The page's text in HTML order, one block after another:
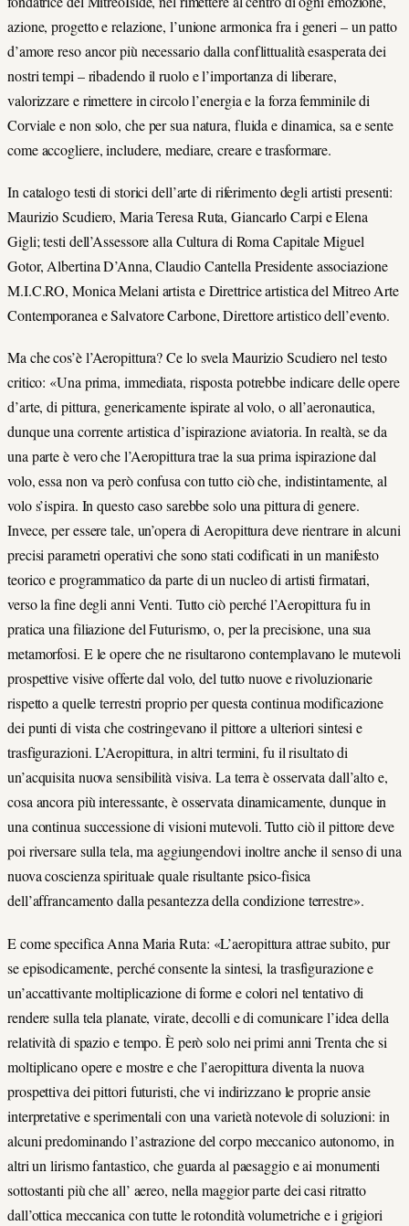
azione, progetto e relazione, l’unione armonica fra i generi – un patto
d’amore reso ancor più necessario dalla conflittualità esasperata dei
nostri tempi – ribadendo il ruolo e l’importanza di liberare,
valorizzare e rimettere in circolo l’energia e la forza femminile di
Corviale e non solo, che per sua natura, fluida e dinamica, sa e sente
come accogliere, includere, mediare, creare e trasformare.
In catalogo testi di storici dell’arte di riferimento degli artisti presenti:
Maurizio Scudiero, Maria Teresa Ruta, Giancarlo Carpi e Elena
Gigli; testi dell’Assessore alla Cultura di Roma Capitale Miguel
Gotor, Albertina D’Anna, Claudio Cantella Presidente associazione
M.I.C.RO, Monica Melani artista e Direttrice artistica del Mitreo Arte
Contemporanea e Salvatore Carbone, Direttore artistico dell’evento.
Ma che cos’è l’Aeropittura? Ce lo svela Maurizio Scudiero nel testo
critico: «Una prima, immediata, risposta potrebbe indicare delle opere
d’arte, di pittura, genericamente ispirate al volo, o all’aeronautica,
dunque una corrente artistica d’ispirazione aviatoria. In realtà, se da
una parte è vero che l’Aeropittura trae la sua prima ispirazione dal
volo, essa non va però confusa con tutto ciò che, indistintamente, al
volo s’ispira. In questo caso sarebbe solo una pittura di genere.
Invece, per essere tale, un’opera di Aeropittura deve rientrare in alcuni
precisi parametri operativi che sono stati codificati in un manifesto
teorico e programmatico da parte di un nucleo di artisti firmatari,
verso la fine degli anni Venti. Tutto ciò perché l’Aeropittura fu in
pratica una filiazione del Futurismo, o, per la precisione, una sua
metamorfosi. E le opere che ne risultarono contemplavano le mutevoli
prospettive visive offerte dal volo, del tutto nuove e rivoluzionarie
rispetto a quelle terrestri proprio per questa continua modificazione
dei punti di vista che costringevano il pittore a ulteriori sintesi e
trasfigurazioni. L’Aeropittura, in altri termini, fu il risultato di
un’acquisita nuova sensibilità visiva. La terra è osservata dall’alto e,
cosa ancora più interessante, è osservata dinamicamente, dunque in
una continua successione di visioni mutevoli. Tutto ciò il pittore deve
poi riversare sulla tela, ma aggiungendovi inoltre anche il senso di una
nuova coscienza spirituale quale risultante psico-fisica
dell’affrancamento dalla pesantezza della condizione terrestre».
E come specifica Anna Maria Ruta: «L’aeropittura attrae subito, pur
se episodicamente, perché consente la sintesi, la trasfigurazione e
un’accattivante moltiplicazione di forme e colori nel tentativo di
rendere sulla tela planate, virate, decolli e di comunicare l’idea della
relatività di spazio e tempo. È però solo nei primi anni Trenta che si
moltiplicano opere e mostre e che l’aeropittura diventa la nuova
prospettiva dei pittori futuristi, che vi indirizzano le proprie ansie
interpretative e sperimentali con una varietà notevole di soluzioni: in
alcuni predominando l’astrazione del corpo meccanico autonomo, in
altri un lirismo fantastico, che guarda al paesaggio e ai monumenti
sottostanti più che all’ aereo, nella maggior parte dei casi ritratto
dall’ottica meccanica con tutte le rotondità volumetriche e i grigiori